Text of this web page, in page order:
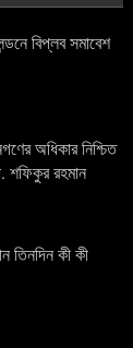
বিপ্লব সমাবেশ
অধিকার নিশ্চিত
শফিকুর রহমান
তিনদিন কী কী